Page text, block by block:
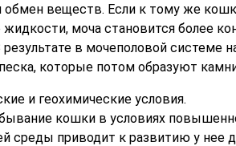
обмен веществ. Если к тому же
жидкости, моча становится более
результате в мочеполовой системе
которые потом образуют
и геохимические условия.
кошки в условиях
среды приводит к развитию у нее